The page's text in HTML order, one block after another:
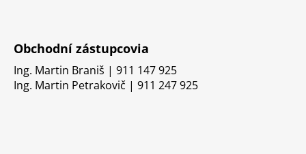
Obchodní zástupcovia
Ing. Martin Braniš | 911 147 925
Ing. Martin Petrakovič | 911 247 925